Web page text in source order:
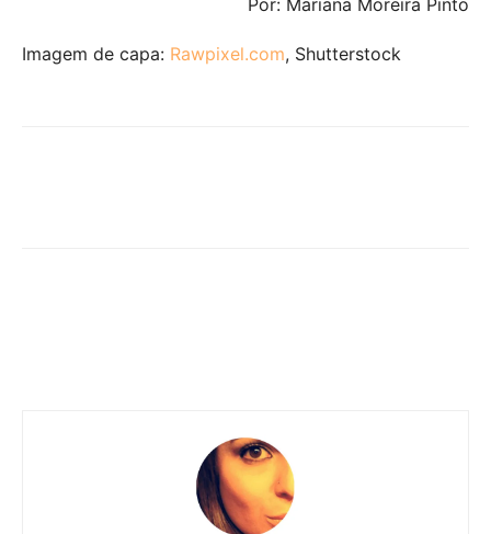
Por: Mariana Moreira Pinto
Imagem de capa: Rawpixel.com, Shutterstock